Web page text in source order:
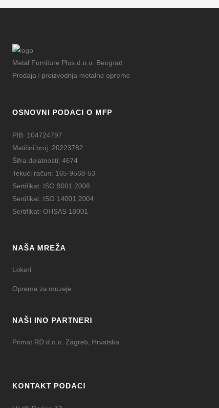
Metal Furniture Plus d.o.o. Beograd
Prodaja i proizvodnja metalne opreme
OSNOVNI PODACI O MFP
PIB: 104724797
Matični broj: 20223782
Šifra delatnosti: 4674
Tekući račun: 165-9568-53
Sertifikat: ISO 9001:2008
Sertifikat: ISO 14001:2004
Sertifikat: OHSAS 18001
NAŠA MREŽA
Lokeri
Oprema za muzeje
NAŠI INO PARTNERI
Primat RD d.o.o. Zagreb, Hrvatska
KONTAKT PODACI